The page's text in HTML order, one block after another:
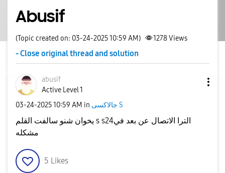
Abusif
(Topic created on: 03-24-2025 10:59 AM) 1278Views
- Close original thread and solution
abusif
Active Level 1
‎03-24-202510:59 AM in جالاكسى S
يخوان شنو سالفت القلم s s24الترا الاتصال عن بعد في
5 Likes